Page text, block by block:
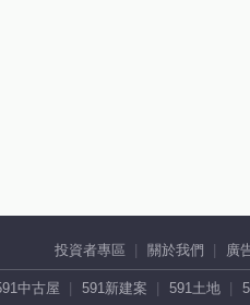
投資者專區 關於我們 廣
中古屋 591新建案 591土地